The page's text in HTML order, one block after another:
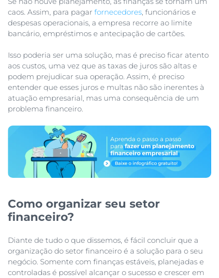
caos. Assim, para pagar fornecedores , funcionários e
despesas operacionais, a empresa recorre ao limite
bancário, empréstimos e antecipação de cartões.
Isso poderia ser uma solução, mas é preciso ficar atento
aos custos, uma vez que as taxas de juros são altas e
podem prejudicar sua operação. Assim, é preciso
entender que esses juros e multas não são inerentes à
atuação empresarial, mas uma consequência de um
problema financeiro.
Como organizar seu setor
financeiro?
Diante de tudo o que dissemos, é fácil concluir que a
organização do setor financeiro é a solução para o seu
negócio. Somente com finanças estáveis, planejadas e
controladas é possível alcançar o sucesso e crescer em